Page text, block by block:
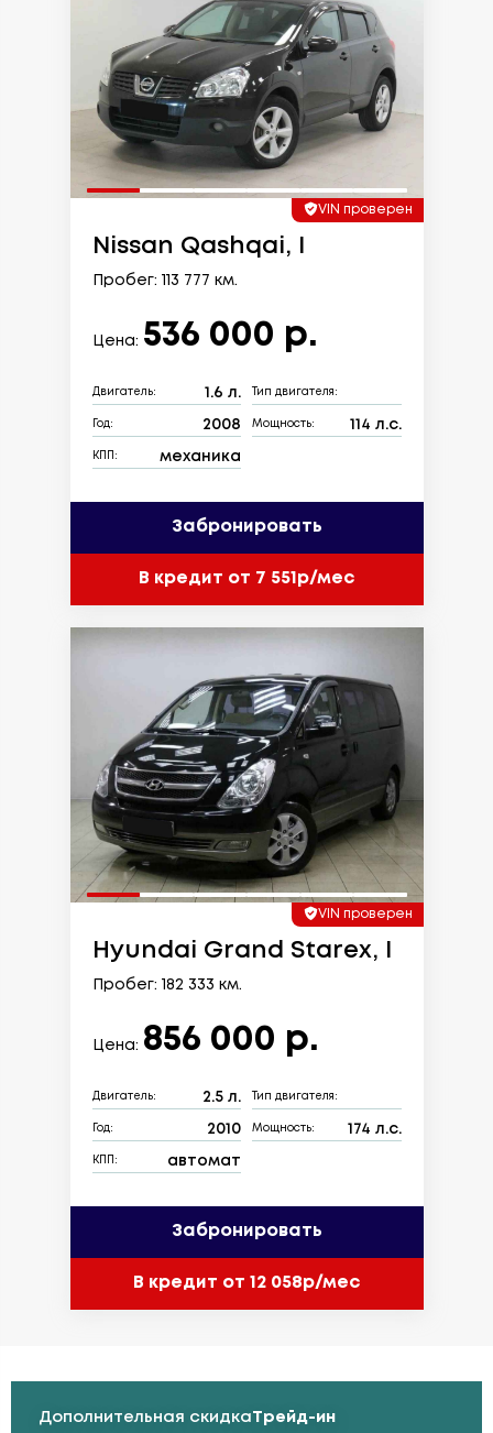
VIN проверен
Nissan Qashqai, I
Пробег: 113 777 км.
Цена: 536 000 р.
Двигатель: 1.6 л. Тип двигателя:
Год: 2008 Мощность: 114 л.с.
КПП: механика
Забронировать
В кредит от 7 551р/мес
VIN проверен
Hyundai Grand Starex, I
Пробег: 182 333 км.
Цена: 856 000 р.
Двигатель: 2.5 л. Тип двигателя:
Год: 2010 Мощность: 174 л.с.
КПП: автомат
Забронировать
В кредит от 12 058р/мес
Дополнительная скидкаТрейд-ин